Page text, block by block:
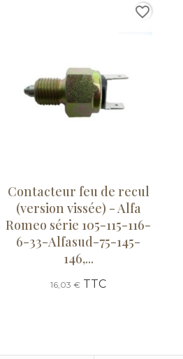
Contacteur feu de recul
(version vissée) - Alfa
Romeo série 105-115-116-
6-33-Alfasud-75-145-
146,...
16,03 € TTC
favorite_border